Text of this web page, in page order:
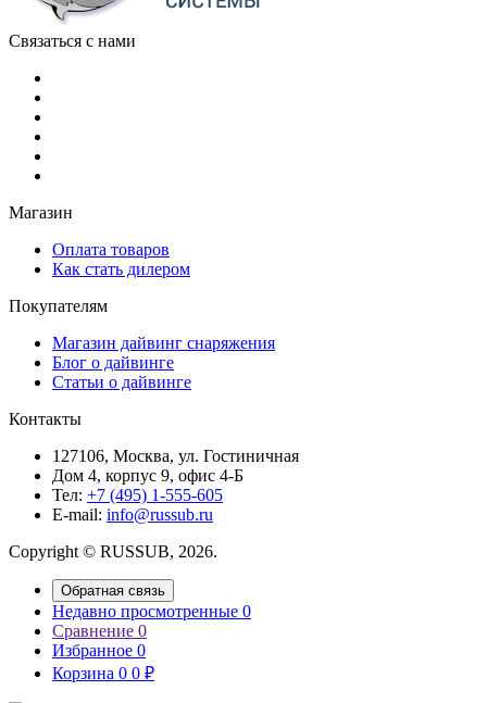
Связаться с нами
Магазин
Оплата товаров
Как стать дилером
Покупателям
Магазин дайвинг снаряжения
Блог о дайвинге
Статьи о дайвинге
Контакты
127106, Москва, ул. Гостиничная
Дом 4, корпус 9, офис 4-Б
Тел: +7 (495) 1-555-605
Е-mail: info@russub.ru
Copyright © RUSSUB, 2026.
Обратная связь
Недавно просмотренные 0
Сравнение 0
Избранное 0
Корзина 0 0 ₽